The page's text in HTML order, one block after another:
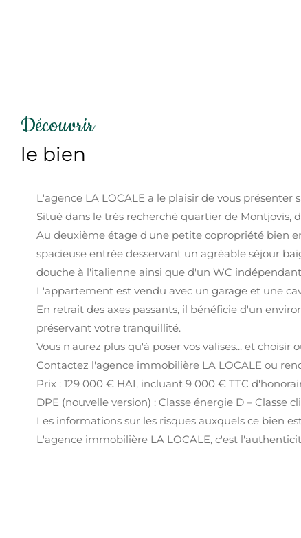
découvrir
le bien
L'agence LA LOCALE a le plaisir de vous
Situé dans le très recherché quartier de
Au deuxième étage d'une petite copropriété bien
spacieuse entrée desservant un agréable séjour
douche à l'italienne ainsi que d'un WC
L'appartement est vendu avec un garage et une
En retrait des axes passants, il bénéficie d'un
préservant votre tranquillité.
Vous n'aurez plus qu'à poser vos valises... et choisir
Contactez l'agence immobilière LA LOCALE ou
Prix : 129 000 € HAI, incluant 9 000 € TTC
DPE (nouvelle version) : Classe énergie D – Classe
Les informations sur les risques auxquels ce bien
L'agence immobilière LA LOCALE, c'est